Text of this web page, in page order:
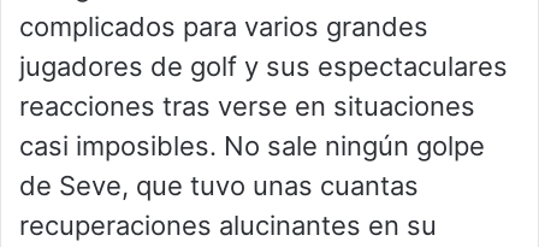
complicados para varios grandes
jugadores de golf y sus espectaculares
reacciones tras verse en situaciones
casi imposibles. No sale ningún golpe
de Seve, que tuvo unas cuantas
recuperaciones alucinantes en su